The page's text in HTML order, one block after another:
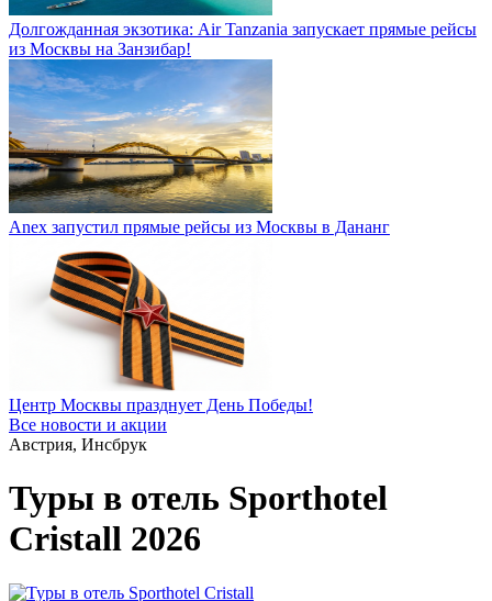
Долгожданная экзотика: Air Tanzania запускает прямые рейсы
из Москвы на Занзибар!
Anex запустил прямые рейсы из Москвы в Дананг
Центр Москвы празднует День Победы!
Все новости и акции
Австрия, Инсбрук
Туры в отель Sporthotel
Cristall 2026